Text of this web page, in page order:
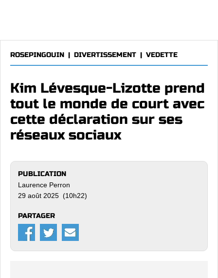
ROSEPINGOUIN | DIVERTISSEMENT | VEDETTE
Kim Lévesque-Lizotte prend
tout le monde de court avec
cette déclaration sur ses
réseaux sociaux
PUBLICATION
Laurence Perron
29 août 2025 (10h22)
PARTAGER